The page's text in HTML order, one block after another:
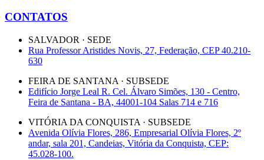
CONTATOS
SALVADOR · SEDE
Rua Professor Aristides Novis, 27, Federação, CEP 40.210-
630
FEIRA DE SANTANA · SUBSEDE
Edifício Jorge Leal R. Cel. Álvaro Simões, 130 - Centro,
Feira de Santana - BA, 44001-104 Salas 714 e 716
VITÓRIA DA CONQUISTA · SUBSEDE
Avenida Olívia Flores, 286, Empresarial Olívia Flores, 2º
andar, sala 201, Candeias, Vitória da Conquista, CEP:
45.028-100.